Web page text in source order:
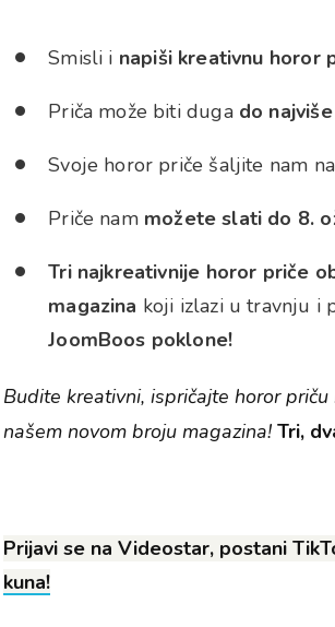
Smisli i napiši kreativnu horor
Priča može biti duga do
Svoje horor priče šaljite nam
Priče nam možete slati do 8.
Tri najkreativnije horor priče
magazina koji izlazi u travnju i
JoomBoos poklone!
Budite kreativni, ispričajte horor
našem novom broju magazina!Tri,
Prijavi se na Videostar, postani
kuna!